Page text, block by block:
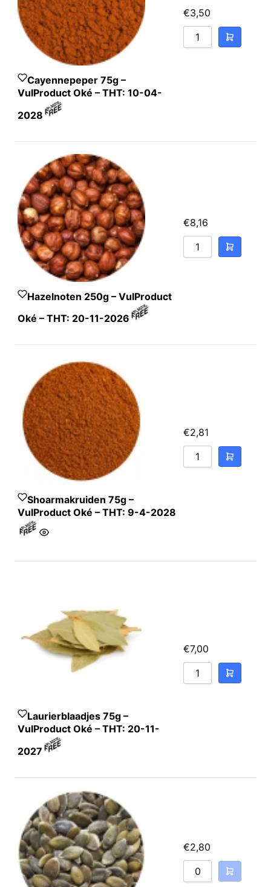
Cayennepeper 75g –
VulProduct Oké – THT: 10-04-
2028
€3,50
Hazelnoten 250g – VulProduct
Oké – THT: 20-11-2026
€8,16
Shoarmakruiden 75g –
VulProduct Oké – THT: 9-4-2028
komijn*, paprika*,
knoflook*.
€2,81
Laurierblaadjes 75g –
VulProduct Oké – THT: 20-11-
2027
€7,00
€2,80